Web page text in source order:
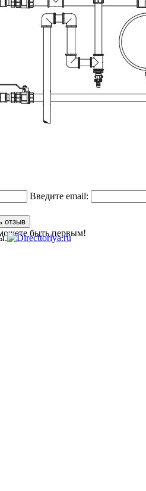
Введите email:
отзыв
быть первым!